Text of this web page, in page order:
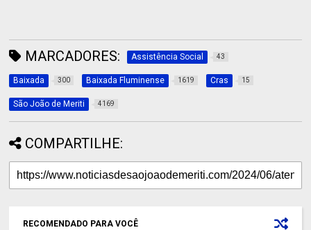
MARCADORES: Assistência Social 43
Baixada 300 Baixada Fluminense 1619 Cras 15
São João de Meriti 4169
COMPARTILHE:
RECOMENDADO PARA VOCÊ